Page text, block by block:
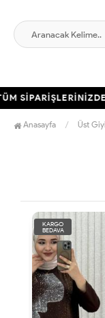
SİPARİŞLERİNİZDE
Anasayfa Üst
KARGO
BEDAVA